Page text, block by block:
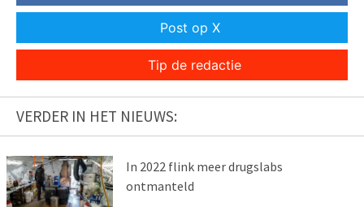
Post op X
Tip de redactie
VERDER IN HET NIEUWS:
In 2022 flink meer drugslabs
ontmanteld